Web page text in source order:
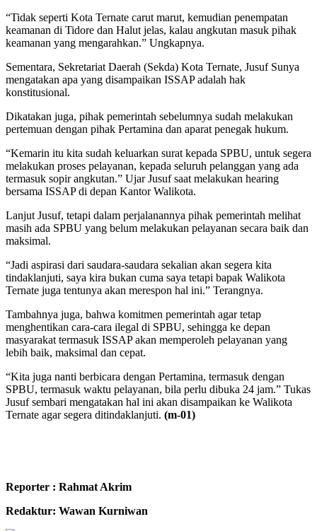
“Tidak seperti Kota Ternate carut marut, kemudian penempatan
keamanan di Tidore dan Halut jelas, kalau angkutan masuk pihak
keamanan yang mengarahkan.” Ungkapnya.
Sementara, Sekretariat Daerah (Sekda) Kota Ternate, Jusuf Sunya
mengatakan apa yang disampaikan ISSAP adalah hak
konstitusional.
Dikatakan juga, pihak pemerintah sebelumnya sudah melakukan
pertemuan dengan pihak Pertamina dan aparat penegak hukum.
“Kemarin itu kita sudah keluarkan surat kepada SPBU, untuk segera
melakukan proses pelayanan, kepada seluruh pelanggan yang ada
termasuk sopir angkutan.” Ujar Jusuf saat melakukan hearing
bersama ISSAP di depan Kantor Walikota.
Lanjut Jusuf, tetapi dalam perjalanannya pihak pemerintah melihat
masih ada SPBU yang belum melakukan pelayanan secara baik dan
maksimal.
“Jadi aspirasi dari saudara-saudara sekalian akan segera kita
tindaklanjuti, saya kira bukan cuma saya tetapi bapak Walikota
Ternate juga tentunya akan merespon hal ini.” Terangnya.
Tambahnya juga, bahwa komitmen pemerintah agar tetap
menghentikan cara-cara ilegal di SPBU, sehingga ke depan
masyarakat termasuk ISSAP akan memperoleh pelayanan yang
lebih baik, maksimal dan cepat.
“Kita juga nanti berbicara dengan Pertamina, termasuk dengan
SPBU, termasuk waktu pelayanan, bila perlu dibuka 24 jam.” Tukas
Jusuf sembari mengatakan hal ini akan disampaikan ke Walikota
Ternate agar segera ditindaklanjuti. (m-01)
Reporter : Rahmat Akrim
Redaktur: Wawan Kurniwan